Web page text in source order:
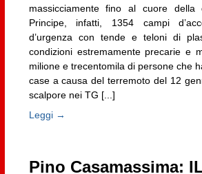
massicciamente fino al cuore della
Principe, infatti, 1354 campi
d’urgenza con tende e teloni di
condizioni estremamente precarie e
milione e trecentomila di persone che
case a causa del terremoto del 12
scalpore nei TG [...]
Leggi →
Pino Casamassima: